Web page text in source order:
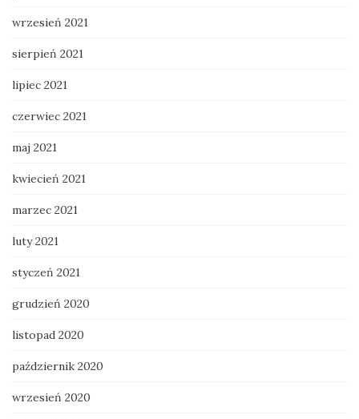
wrzesień 2021
sierpień 2021
lipiec 2021
czerwiec 2021
maj 2021
kwiecień 2021
marzec 2021
luty 2021
styczeń 2021
grudzień 2020
listopad 2020
październik 2020
wrzesień 2020